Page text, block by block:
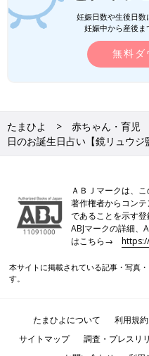
妊娠日数や生後日
妊娠中から産後ま
無料ダ
たまひよ 赤ちゃん・育児
日のお誕生日占い【鏡リュウジ
ＡＢＪマークは、
著作権者からコン
であることを示す
ABJマークの詳細、
はこちら→
本サイトに掲載されている記事・写真
す。
たまひよについて 利用規約
サイトマップ
調査・プレスリ